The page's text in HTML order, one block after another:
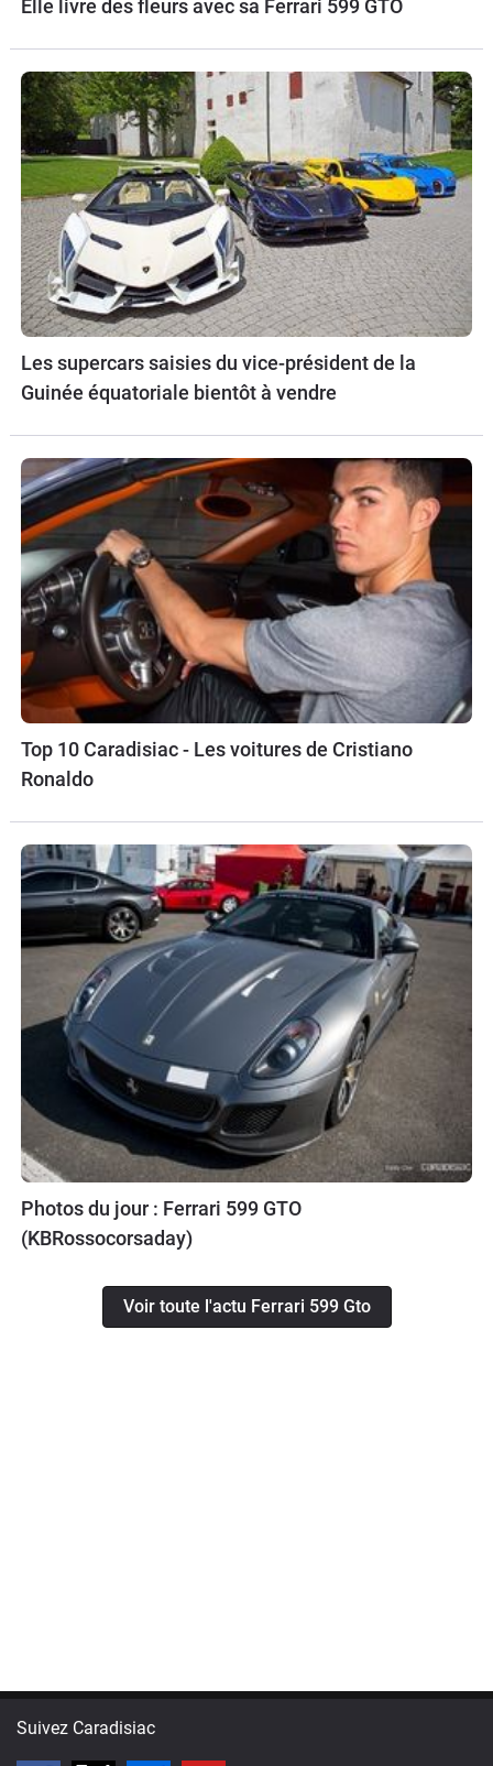
Elle livre des fleurs avec sa Ferrari 599 GTO
Les supercars saisies du vice-président de la
Guinée équatoriale bientôt à vendre
Top 10 Caradisiac - Les voitures de Cristiano
Ronaldo
Photos du jour : Ferrari 599 GTO
(KBRossocorsaday)
Voir toute l'actu Ferrari 599 Gto
Suivez Caradisiac